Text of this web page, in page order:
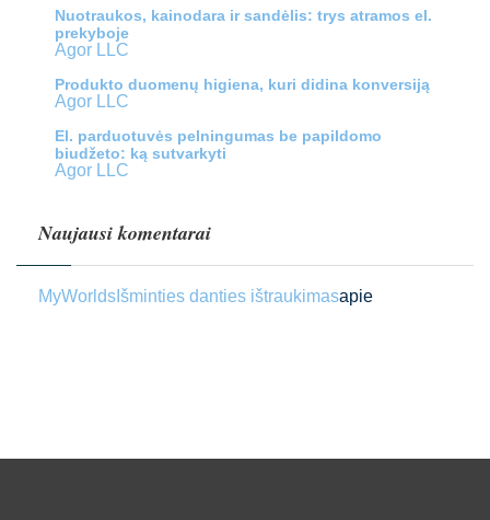
Nuotraukos, kainodara ir sandėlis: trys atramos el.
prekyboje
Agor LLC
Produkto duomenų higiena, kuri didina konversiją
Agor LLC
El. parduotuvės pelningumas be papildomo
biudžeto: ką sutvarkyti
Agor LLC
Naujausi komentarai
MyWorlds apie
Išminties danties ištraukimas